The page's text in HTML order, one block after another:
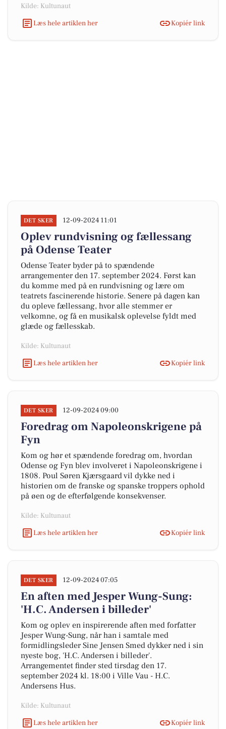
Kilde: Kultunaut
Læs hele artiklen her
Kopiér link
DET SKER 12-09-2024 11:01
Oplev rundvisning og fællessang
på Odense Teater
Odense Teater byder på to spændende
arrangementer den 17. september 2024. Først kan
du komme med på en rundvisning og lære om
teatrets fascinerende historie. Senere på dagen kan
du opleve fællessang, hvor alle stemmer er
velkomne, og få en musikalsk oplevelse fyldt med
glæde og fællesskab.
Kilde: Kultunaut
Læs hele artiklen her
Kopiér link
DET SKER 12-09-2024 09:00
Foredrag om Napoleonskrigene på
Fyn
Kom og hør et spændende foredrag om, hvordan
Odense og Fyn blev involveret i Napoleonskrigene i
1808. Poul Søren Kjærsgaard vil dykke ned i
historien om de franske og spanske troppers ophold
på øen og de efterfølgende konsekvenser.
Kilde: Kultunaut
Læs hele artiklen her
Kopiér link
DET SKER 12-09-2024 07:05
En aften med Jesper Wung-Sung:
'H.C. Andersen i billeder'
Kom og oplev en inspirerende aften med forfatter
Jesper Wung-Sung, når han i samtale med
formidlingsleder Sine Jensen Smed dykker ned i sin
nyeste bog, 'H.C. Andersen i billeder'.
Arrangementet finder sted tirsdag den 17.
september 2024 kl. 18:00 i Ville Vau - H.C.
Andersens Hus.
Kilde: Kultunaut
Læs hele artiklen her
Kopiér link